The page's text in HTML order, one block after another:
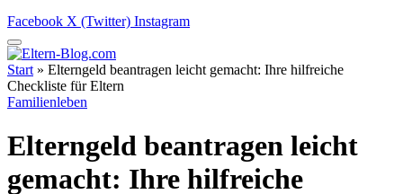
Facebook X (Twitter) Instagram
Start » Elterngeld beantragen leicht gemacht: Ihre hilfreiche
Checkliste für Eltern
Familienleben
Elterngeld beantragen leicht
gemacht: Ihre hilfreiche